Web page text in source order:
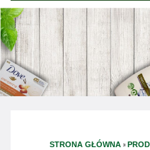
STRONA GŁÓWNA »